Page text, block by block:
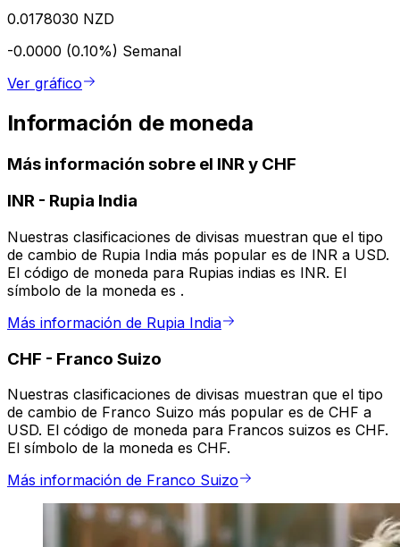
0.0178030 NZD
-0.0000 (0.10%) Semanal
Ver gráfico
Información de moneda
Más información sobre el INR y CHF
INR - Rupia India
Nuestras clasificaciones de divisas muestran que el tipo
de cambio de Rupia India más popular es de INR a USD.
El código de moneda para Rupias indias es INR. El
símbolo de la moneda es ₹.
Más información de Rupia India
CHF - Franco Suizo
Nuestras clasificaciones de divisas muestran que el tipo
de cambio de Franco Suizo más popular es de CHF a
USD. El código de moneda para Francos suizos es CHF.
El símbolo de la moneda es CHF.
Más información de Franco Suizo